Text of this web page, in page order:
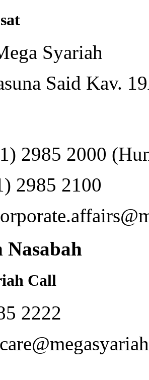
Syariah
Said Kav.
2985 2000
2985 2100
Call
2222